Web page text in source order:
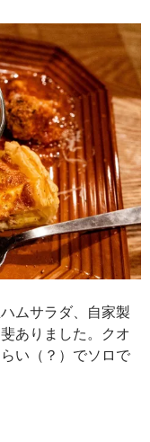
ムサラダ、自家製
ありました。クオ
い（？）でソロで